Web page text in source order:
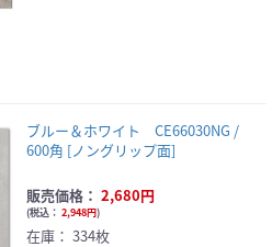
ブルー＆ホワイト CE66030NG /
600角 [ノングリップ面]
販売価格： 2,680円
(税込： 2,948円)
在庫： 334枚